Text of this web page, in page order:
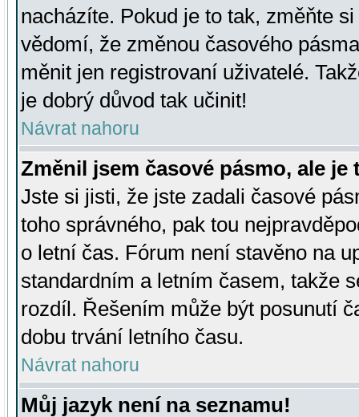
nacházíte. Pokud je to tak, změňte
vědomí, že změnou časového
měnit jen registrovaní uživatelé.
je dobrý důvod tak učinit!
Návrat nahoru
Změnil jsem časové pásmo, ale je
Jste si jisti, že jste zadali časové
toho správného, pak tou
o letní čas. Fórum není stavěno na
standardním a letním časem, takže
rozdíl. Řešením může být posunutí
dobu trvání letního času.
Návrat nahoru
Můj jazyk není na seznamu!